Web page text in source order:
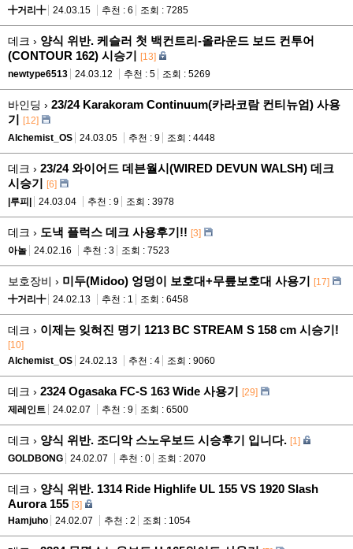
╋거리╋
24.03.15 추천 : 6 조회 : 7285
데크 › 양식 위반. 케슬러 첫 백컨트리-올라운드 보드 컨투어
(CONTOUR 162) 시승기 [13]
newtype6513
24.03.12 추천 : 5 조회 : 5269
바인딩 › 23/24 Karakoram Continuum(카라코람 컨티뉴엄) 사용
기 [12]
Alchemist_OS
24.03.05 추천 : 9 조회 : 4448
데크 › 23/24 와이어드 데븐월시(WIRED DEVUN WALSH) 데크
시승기 [6]
|루피|
24.03.04 추천 : 9 조회 : 3978
데크 › 도낵 플럭스 데크 사용후기!! [3]
아놀
24.02.16 추천 : 3 조회 : 7523
보호장비 › 미두(Midoo) 엉덩이 보호대+무릎보호대 사용기 [17]
╋거리╋
24.02.13 추천 : 1 조회 : 6458
데크 › 이제는 잊혀진 명기 1213 BC STREAM S 158 cm 시승기!
[10]
Alchemist_OS
24.02.13 추천 : 4 조회 : 9060
데크 › 2324 Ogasaka FC-S 163 Wide 사용기 [29]
제레인트
24.02.07 추천 : 9 조회 : 6500
데크 › 양식 위반. 조디악 스노우보드 시승후기 입니다. [1]
GOLDBONG
24.02.07 추천 : 0 조회 : 2070
데크 › 양식 위반. 1314 Ride Highlife UL 155 VS 1920 Slash
Aurora 155 [3]
Hamjuho
24.02.07 추천 : 2 조회 : 1054